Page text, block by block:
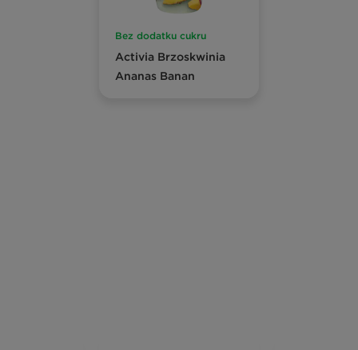
Bez dodatku cukru
Activia Brzoskwinia
Ananas Banan